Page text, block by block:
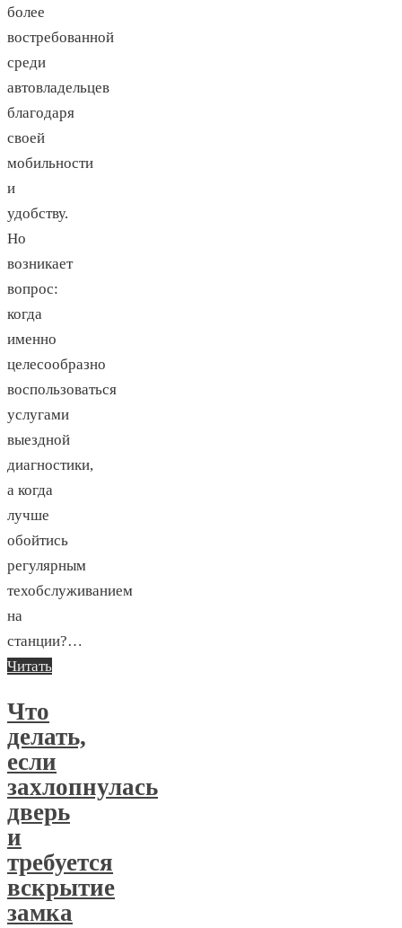
более
востребованной
среди
автовладельцев
благодаря
своей
мобильности
и
удобству.
Но
возникает
вопрос:
когда
именно
целесообразно
воспользоваться
услугами
выездной
диагностики,
а когда
лучше
обойтись
регулярным
техобслуживанием
на
станции?…
Читать
Что
делать,
если
захлопнулась
дверь
и
требуется
вскрытие
замка